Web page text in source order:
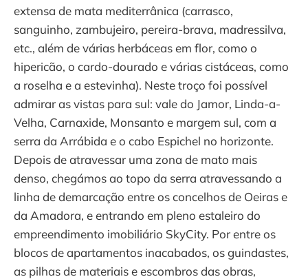
extensa de mata mediterrânica (carrasco,
sanguinho, zambujeiro, pereira-brava, madressilva,
etc., além de várias herbáceas em flor, como o
hipericão, o cardo-dourado e várias cistáceas, como
a roselha e a estevinha). Neste troço foi possível
admirar as vistas para sul: vale do Jamor, Linda-a-
Velha, Carnaxide, Monsanto e margem sul, com a
serra da Arrábida e o cabo Espichel no horizonte.
Depois de atravessar uma zona de mato mais
denso, chegámos ao topo da serra atravessando a
linha de demarcação entre os concelhos de Oeiras e
da Amadora, e entrando em pleno estaleiro do
empreendimento imobiliário SkyCity. Por entre os
blocos de apartamentos inacabados, os guindastes,
as pilhas de materiais e escombros das obras,